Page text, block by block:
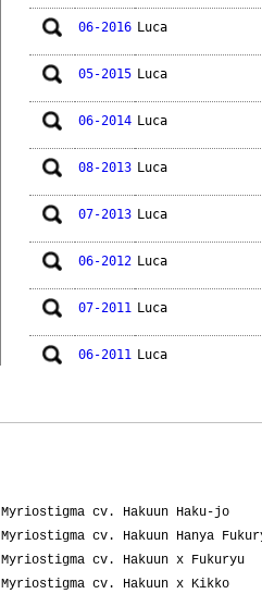
06-2016 Luca
05-2015 Luca
06-2014 Luca
08-2013 Luca
07-2013 Luca
06-2012 Luca
07-2011 Luca
06-2011 Luca
Myriostigma cv. Hakuun Haku-jo
Myriostigma cv. Hakuun Hanya
Myriostigma cv. Hakuun x Fukuryu
Myriostigma cv. Hakuun x Kikko